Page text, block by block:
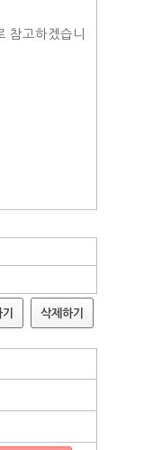
고하겠습니
삭제하기